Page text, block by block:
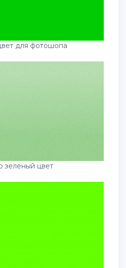
для фотошопа
зеленый цвет